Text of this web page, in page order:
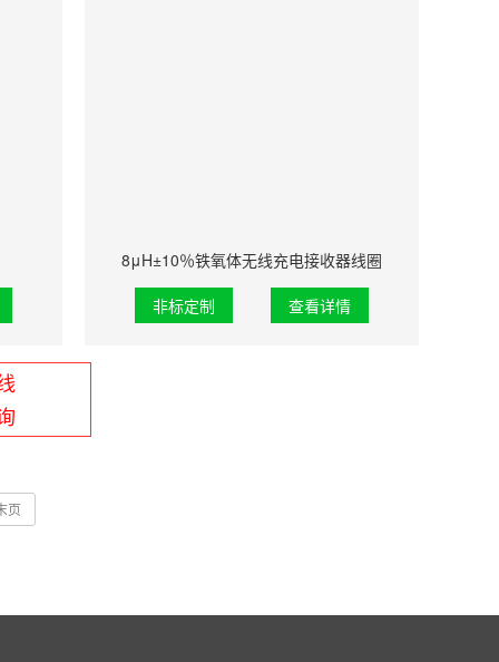
8μH±10％铁氧体无线充电接收器线圈
非标定制 查看详情
页